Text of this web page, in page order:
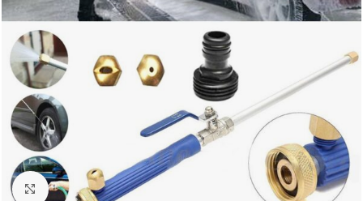
Click to enlarge